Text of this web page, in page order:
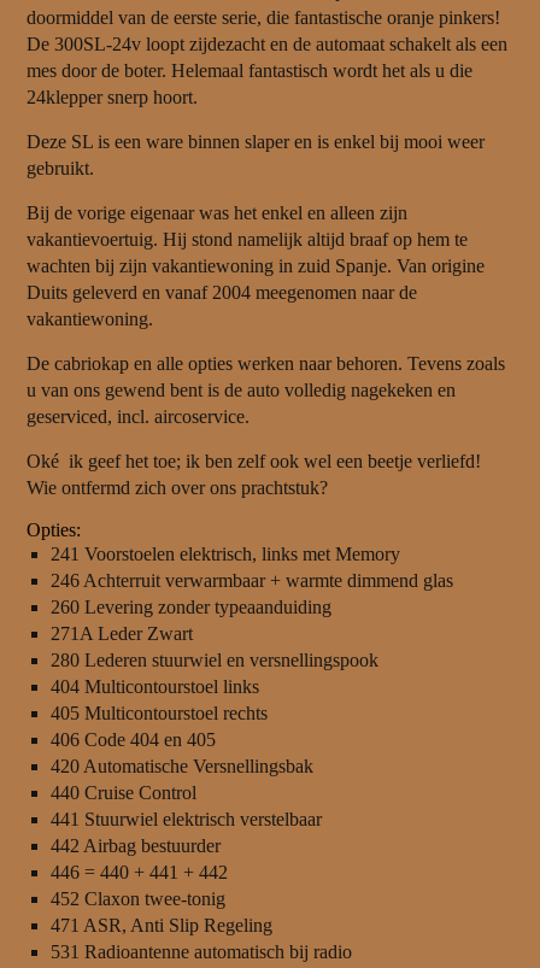
doormiddel van de eerste serie, die fantastische oranje pinkers!
De 300SL-24v loopt zijdezacht en de automaat schakelt als een
mes door de boter. Helemaal fantastisch wordt het als u die
24klepper snerp hoort.
Deze SL is een ware binnen slaper en is enkel bij mooi weer
gebruikt.
Bij de vorige eigenaar was het enkel en alleen zijn
vakantievoertuig. Hij stond namelijk altijd braaf op hem te
wachten bij zijn vakantiewoning in zuid Spanje. Van origine
Duits geleverd en vanaf 2004 meegenomen naar de
vakantiewoning.
De cabriokap en alle opties werken naar behoren. Tevens zoals
u van ons gewend bent is de auto volledig nagekeken en
geserviced, incl. aircoservice.
Oké ik geef het toe; ik ben zelf ook wel een beetje verliefd!
Wie ontfermd zich over ons prachtstuk?
Opties:
241 Voorstoelen elektrisch, links met Memory
246 Achterruit verwarmbaar + warmte dimmend glas
260 Levering zonder typeaanduiding
271A Leder Zwart
280 Lederen stuurwiel en versnellingspook
404 Multicontourstoel links
405 Multicontourstoel rechts
406 Code 404 en 405
420 Automatische Versnellingsbak
440 Cruise Control
441 Stuurwiel elektrisch verstelbaar
442 Airbag bestuurder
446 = 440 + 441 + 442
452 Claxon twee-tonig
471 ASR, Anti Slip Regeling
531 Radioantenne automatisch bij radio